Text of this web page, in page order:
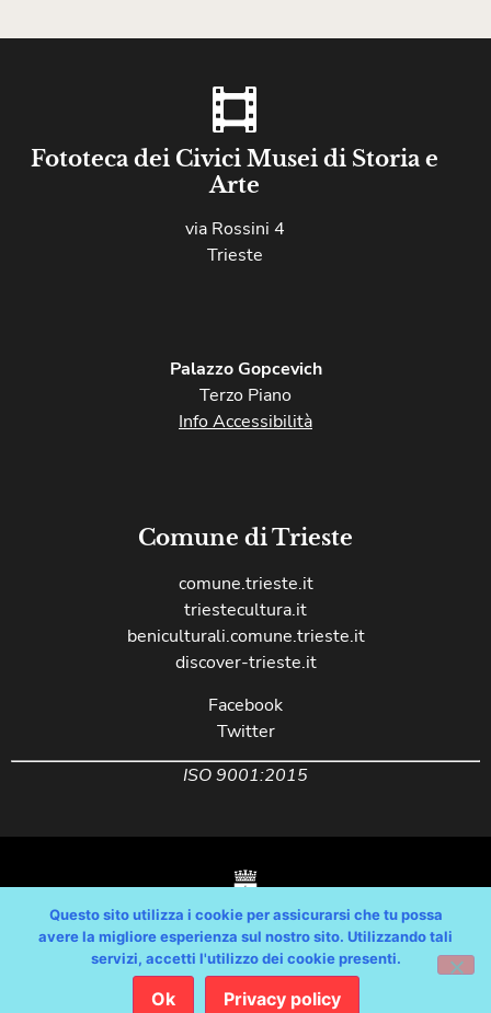
Fototeca dei Civici Musei di Storia e
Arte
via Rossini 4
Trieste
Palazzo Gopcevich
Terzo Piano
Info Accessibilità
Comune di Trieste
comune.trieste.it
triestecultura.it
beniculturali.comune.trieste.it
discover-trieste.it
Facebook
Twitter
ISO 9001:2015
Copyright © Comune di Trieste – partita Iva 00210240321 – tutti i diritti
riservati / Progetto e Sviluppo Media Technologies Srl /
Feedback/ Dichiarazione Accessibilità AGID
Questo sito utilizza i cookie per assicurarsi che tu possa
avere la migliore esperienza sul nostro sito. Utilizzando tali
servizi, accetti l'utilizzo dei cookie presenti.
Ok Privacy policy